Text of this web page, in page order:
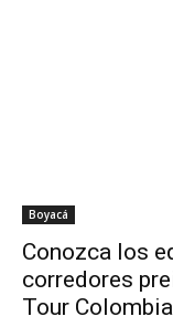
Boyacá
Conozca los
corredores
Tour